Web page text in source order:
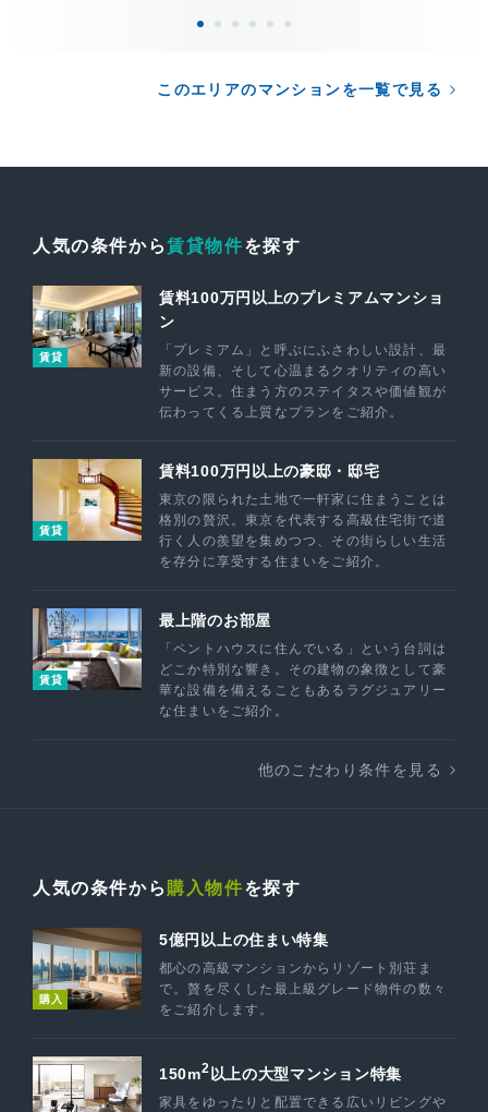
このエリアのマンションを一覧で見る
人気の条件から賃貸物件を探す
賃貸
賃料100万円以上のプレミアムマンショ
ン
「プレミアム」と呼ぶにふさわしい設計、最
新の設備、そして心温まるクオリティの高い
サービス。住まう方のステイタスや価値観が
伝わってくる上質なプランをご紹介。
賃貸
賃料100万円以上の豪邸・邸宅
東京の限られた土地で一軒家に住まうことは
格別の贅沢。東京を代表する高級住宅街で道
行く人の羨望を集めつつ、その街らしい生活
を存分に享受する住まいをご紹介。
賃貸
最上階のお部屋
「ペントハウスに住んでいる」という台詞は
どこか特別な響き。その建物の象徴として豪
華な設備を備えることもあるラグジュアリー
な住まいをご紹介。
他のこだわり条件を見る
人気の条件から 購入物件を探す
購入
5億円以上の住まい特集
都心の高級マンションからリゾート別荘ま
で。贅を尽くした最上級グレード物件の数々
をご紹介します。
150m2 以上の大型マンション特集
家具をゆったりと配置できる広いリビングや